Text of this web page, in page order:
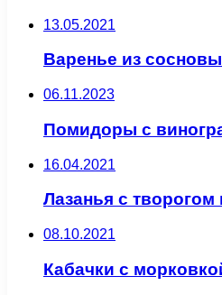
13.05.2021
Варенье из
06.11.2023
Помидоры с
16.04.2021
Лазанья с творогом
08.10.2021
Кабачки с